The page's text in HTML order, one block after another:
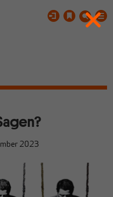
2023